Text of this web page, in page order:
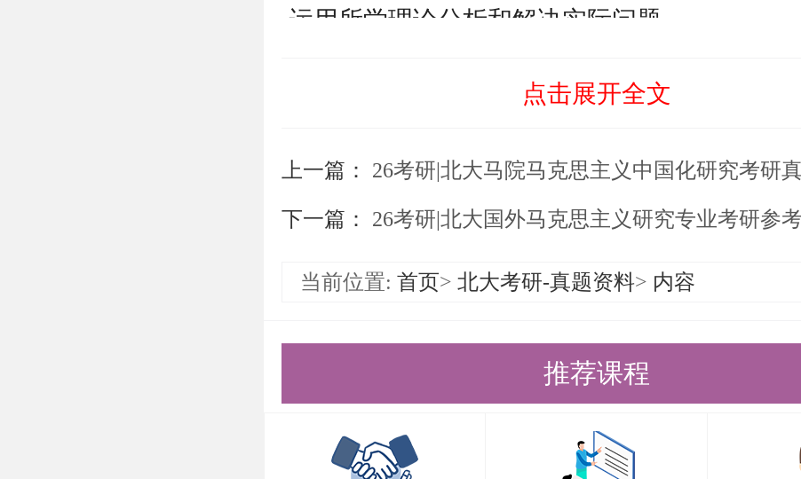
运用所学理论分析和解决实际问题。
）：主要考察考生的英语阅读理解、翻译、写
公共课成绩，还可能对专业课的文献阅读和研
影响。因此，考生需要注重英语基础知识的积
645 马克思主义基本原理：这是北京大学马克
原理专业考研的专业课科目之一，重点考查考
主义基本原理的掌握和理解。考生需要深入研
合实际进行阐述和应用。
点击展开全文
上一篇： 26考研|北大马院马克思主义中国化研究考研
下一篇： 26考研|北大国外马克思主义研究专业考研参考书
当前位置: 首页> 北大考研-真题资料> 内容
推荐课程